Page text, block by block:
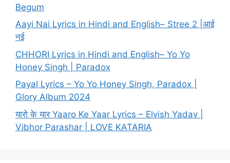
Begum
Aayi Nai Lyrics in Hindi and English– Stree 2 |आई
नई
CHHORI Lyrics in Hindi and English– Yo Yo
Honey Singh | Paradox
Payal Lyrics – Yo Yo Honey Singh, Paradox |
Glory Album 2024
यारो के यार Yaaro Ke Yaar Lyrics – Elvish Yadav |
Vibhor Parashar | LOVE KATARIA